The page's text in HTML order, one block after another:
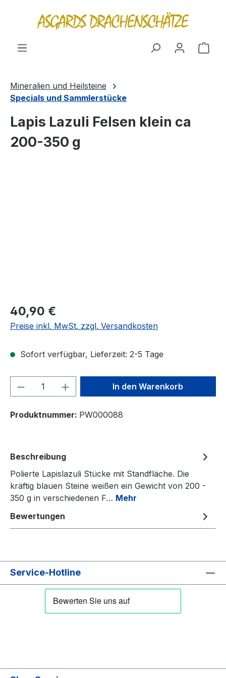
springen
Mineralien und Heilsteine
Specials und Sammlerstücke
Lapis Lazuli Felsen klein ca
200-350 g
40,90 €
Preise inkl. MwSt. zzgl. Versandkosten
Sofort verfügbar, Lieferzeit: 2-5 Tage
Produkt Anzahl: Gib denIn den Warenkorb
Produktnummer: PW000088
Beschreibung
Polierte Lapislazuli Stücke mit Standfläche. Die
kräftig blauen Steine weißen ein Gewicht von 200 -
350 g in verschiedenen F… Mehr
Bewertungen
Service-Hotline